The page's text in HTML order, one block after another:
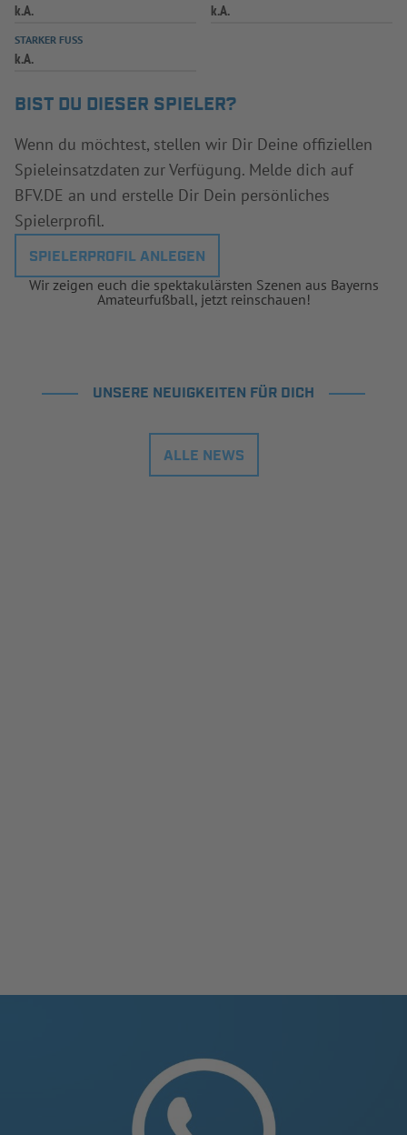
k.A. k.A.
STARKER FUSS
k.A.
BIST DU DIESER SPIELER?
Wenn du möchtest, stellen wir Dir Deine offiziellen
Spieleinsatzdaten zur Verfügung. Melde dich auf
BFV.DE an und erstelle Dir Dein persönliches
Spielerprofil.
SPIELERPROFIL ANLEGEN
Wir zeigen euch die spektakulärsten Szenen aus Bayerns
Amateurfußball, jetzt reinschauen!
UNSERE NEUIGKEITEN FÜR DICH
ALLE NEWS